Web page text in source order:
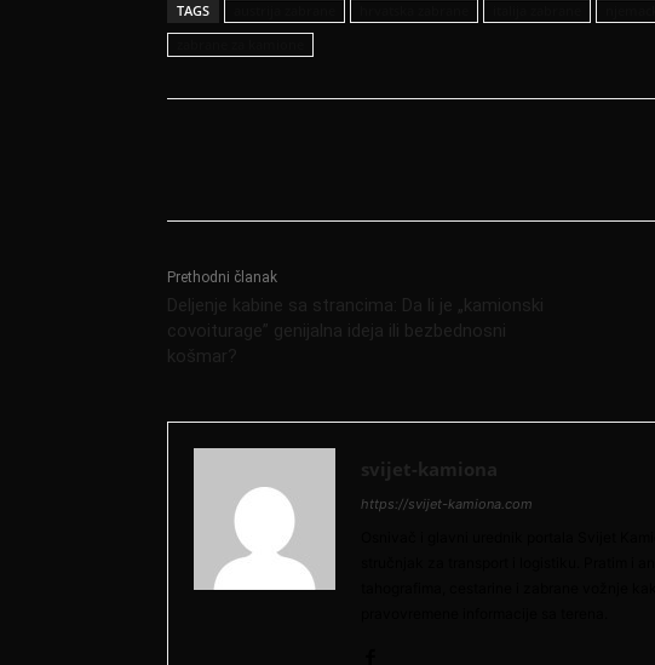
TAGS
Prethodni članak
Deljenje kabine sa strancima: Da li je „kamionski
covoiturage” genijalna ideja ili bezbednosni
košmar?
svijet-kamiona
https://svijet-kamiona.com